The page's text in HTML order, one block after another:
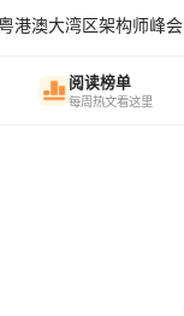
港澳大湾区架构师峰会
阅读榜单
每周热文看这里